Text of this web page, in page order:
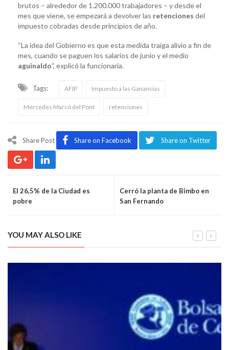
brutos – alrededor de 1.200.000 trabajadores – y desde el
mes que viene, se empezará a devolver las retenciones del
impuesto cobradas desde principios de año.
“La idea del Gobierno es que esta medida traiga alivio a fin de
mes, cuando se paguen los salarios de junio y el medio
aguinaldo”, explicó la funcionaria.
Tags: AFIP Impuesto a las Ganancias
Mercedes Marcó del Pont retenciones
Share Post Share on Facebook Share on Twitter
El 26,5% de la Ciudad es
pobre
Cerró la planta de Bimbo en
San Fernando
YOU MAY ALSO LIKE